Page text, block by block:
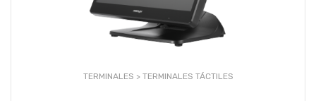
TERMINALES > TERMINALES TÁCTILES